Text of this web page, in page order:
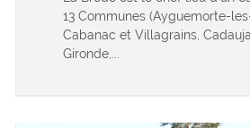
13 Communes (Ayguemorte-
Cabanac et Villagrains,
Gironde,...